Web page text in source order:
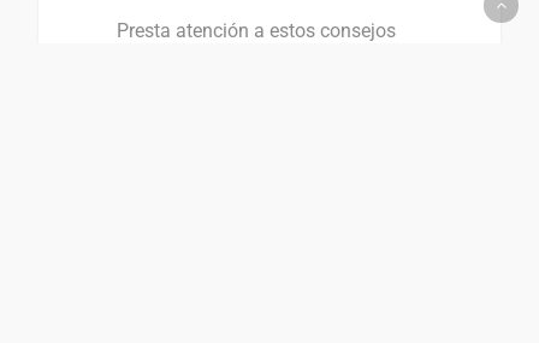
Presta atención a estos consejos